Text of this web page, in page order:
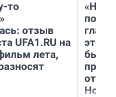
то
отзыв
UFA1.RU на
лета,
этого
бьет